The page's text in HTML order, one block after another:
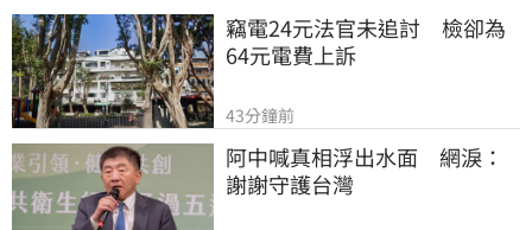
竊電24元法官未追討　檢卻為
64元電費上訴
43分鐘前
阿中喊真相浮出水面　網淚：
謝謝守護台灣